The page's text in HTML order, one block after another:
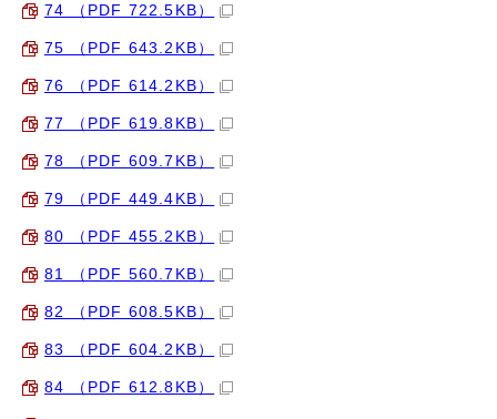
74 （PDF 722.5KB）
75 （PDF 643.2KB）
76 （PDF 614.2KB）
77 （PDF 619.8KB）
78 （PDF 609.7KB）
79 （PDF 449.4KB）
80 （PDF 455.2KB）
81 （PDF 560.7KB）
82 （PDF 608.5KB）
83 （PDF 604.2KB）
84 （PDF 612.8KB）